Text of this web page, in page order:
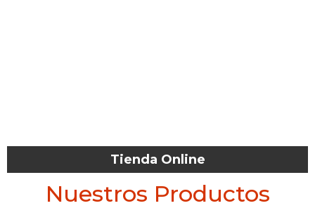
Tienda Online
Nuestros Productos